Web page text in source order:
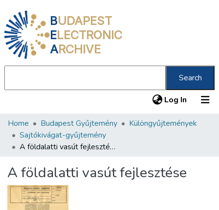
BUDAPEST
ELECTRONIC
ARCHIVE
Search
Log In (current)
Communities & Collections
All of DSpace
About us
Home Budapest Gyűjtemény
Különgyűjtemények
Sajtókivágat-gyűjtemény
A földalatti vasút fejlesztése
A földalatti vasút fejlesztése